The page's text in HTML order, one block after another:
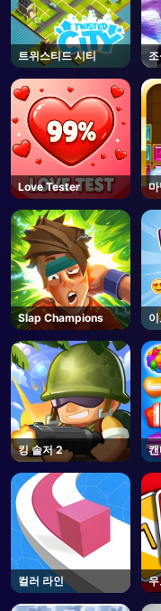
트위스티드 시티
Love Tester
Slap Champions
킹 솔저 2
컬러 라인 우